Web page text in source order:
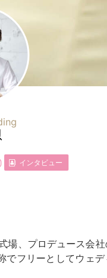
インタビュー
場、プロデュース会
でフリーとしてウェ